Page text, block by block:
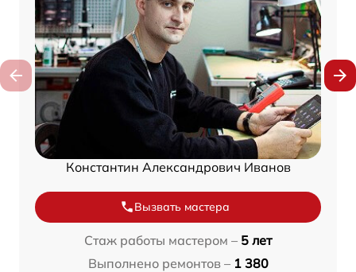
Константин Александрович Иванов
Вызвать мастера
Стаж работы мастером – 5 лет
Выполнено ремонтов – 1 380